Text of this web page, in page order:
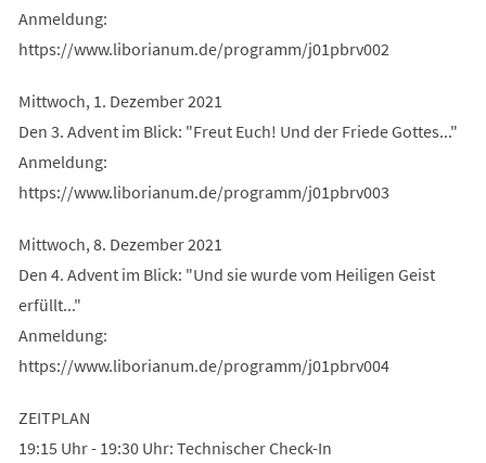
Anmeldung:
https://www.liborianum.de/programm/j01pbrv002
Mittwoch, 1. Dezember 2021
Den 3. Advent im Blick: "Freut Euch! Und der Friede Gottes..."
Anmeldung:
https://www.liborianum.de/programm/j01pbrv003
Mittwoch, 8. Dezember 2021
Den 4. Advent im Blick: "Und sie wurde vom Heiligen Geist
erfüllt..."
Anmeldung:
https://www.liborianum.de/programm/j01pbrv004
ZEITPLAN
19:15 Uhr - 19:30 Uhr: Technischer Check-In